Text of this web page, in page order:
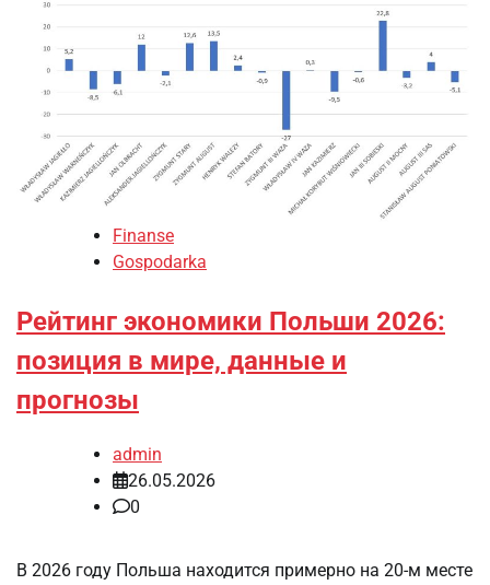
Finanse
Gospodarka
Рейтинг экономики Польши 2026:
позиция в мире, данные и
прогнозы
admin
26.05.2026
0
В 2026 году Польша находится примерно на 20-м месте